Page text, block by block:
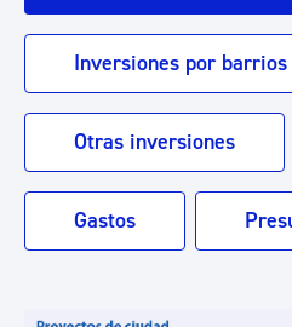
Inversiones por barrios
Otras inversiones
Gastos